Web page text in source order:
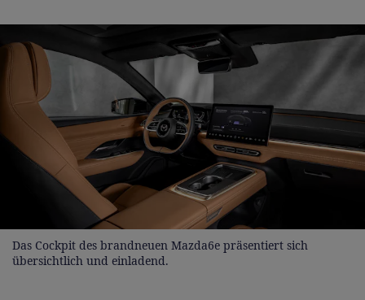
Das Cockpit des brandneuen Mazda6e präsentiert sich
übersichtlich und einladend.